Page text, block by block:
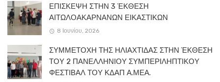
ΕΠΙΣΚΕΨΗ ΣΤΗΝ 3 ΈΚΘΕΣΗ
ΑΙΤΩΛΟΑΚΑΡΝΑΝΩΝ ΕΙΚΑΣΤΙΚΩΝ
8 Ιουνίου, 2026
ΣΥΜΜΕΤΟΧΗ ΤΗΣ ΗΛΙΑΧΤΙΔΑΣ ΣΤΗΝ ΈΚΘΕΣΗ
ΤΟΥ 2 ΠΑΝΕΛΛΗΝΙΟΥ ΣΥΜΠΕΡΙΛΗΠΤΙΚΟΥ
ΦΕΣΤΙΒΑΛ ΤΟΥ ΚΔΑΠ Α.ΜΕΑ.